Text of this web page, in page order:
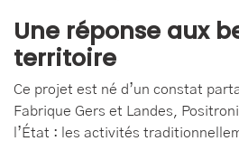
Une réponse aux
territoire
Ce projet est né d’un constat
Fabrique Gers et Landes,
l’État : les activités